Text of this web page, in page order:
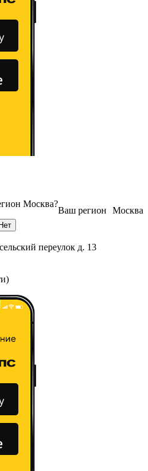
Москва
Ваш регион
Москва?
переулок д. 13